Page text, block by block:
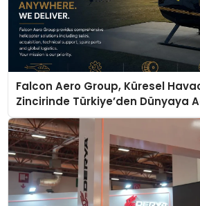
Falcon Aero Group, Küresel
Zincirinde Türkiye’den Dünyaya